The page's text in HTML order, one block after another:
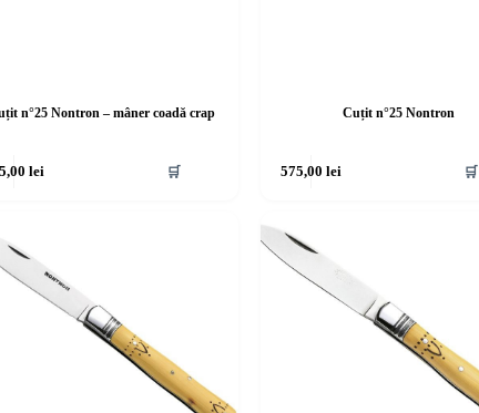
n°25 Nontron – mâner coadă crap
lei 🛒
Cuțit n°25 Nontron
575,00 lei 🛒